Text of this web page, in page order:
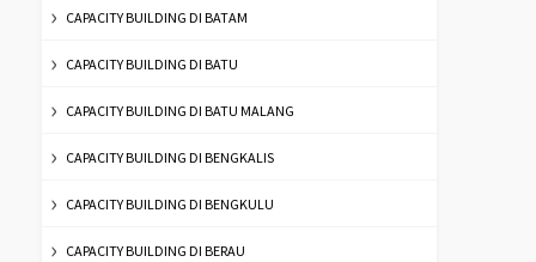
CAPACITY BUILDING DI BATAM
CAPACITY BUILDING DI BATU
CAPACITY BUILDING DI BATU MALANG
CAPACITY BUILDING DI BENGKALIS
CAPACITY BUILDING DI BENGKULU
CAPACITY BUILDING DI BERAU